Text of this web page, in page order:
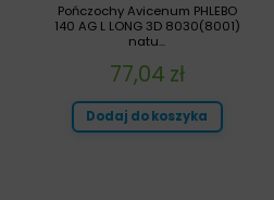
Pończochy Avicenum PHLEBO
140 AG L LONG 3D 8030(8001)
natu...
77,04 zł
Dodaj do koszyka